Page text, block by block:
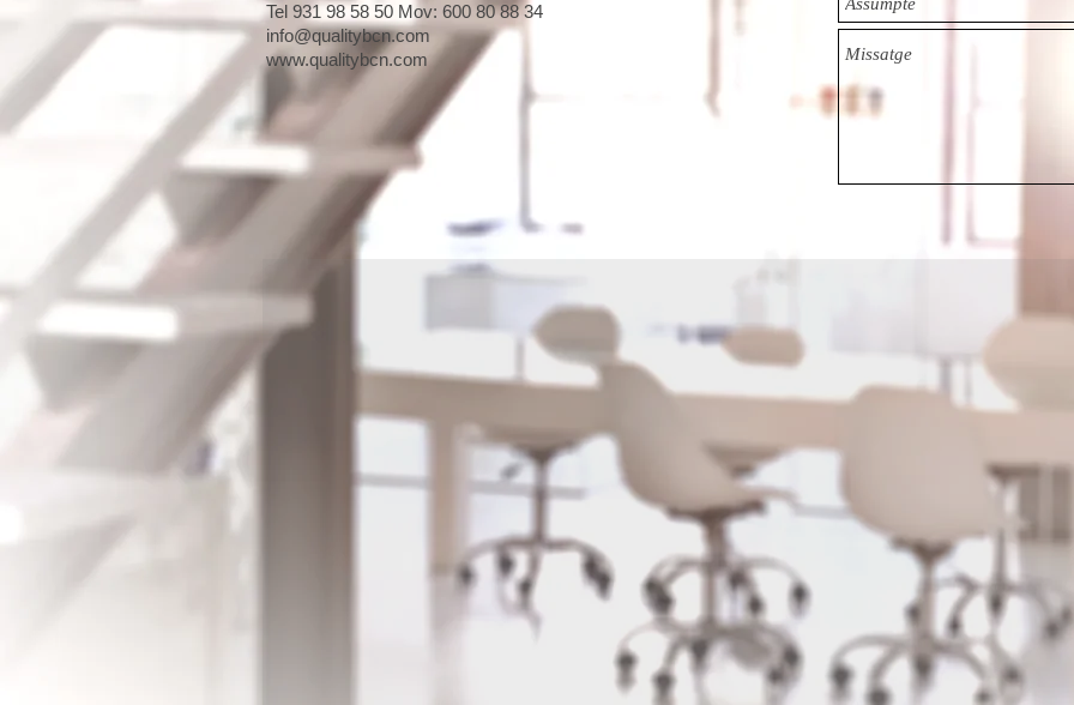
Tel 931 98 58 50 Mov: 600 80 88 34
info@qualitybcn.com
www.qualitybcn.com